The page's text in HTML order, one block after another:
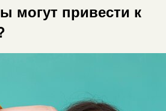
могут привести к